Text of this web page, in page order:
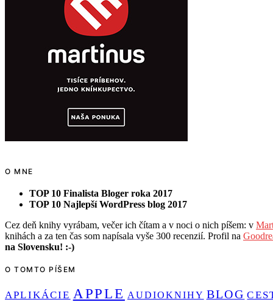
O MNE
TOP 10 Finalista Bloger roka 2017
TOP 10 Najlepší WordPress blog 2017
Cez deň knihy vyrábam, večer ich čítam a v noci o nich píšem: v
knihách a za ten čas som napísala vyše 300 recenzií. Profil na
na Slovensku! :-)
O TOMTO PÍŠEM
APLIKÁCIE APPLE AUDIOKNIHY BLOG